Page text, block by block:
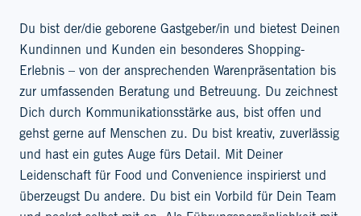
Du bist der/die geborene Gastgeber/in und bietest Deinen
Kundinnen und Kunden ein besonderes Shopping-
Erlebnis – von der ansprechenden Warenpräsentation bis
zur umfassenden Beratung und Betreuung. Du zeichnest
Dich durch Kommunikationsstärke aus, bist offen und
gehst gerne auf Menschen zu. Du bist kreativ, zuverlässig
und hast ein gutes Auge fürs Detail. Mit Deiner
Leidenschaft für Food und Convenience inspirierst und
überzeugst Du andere. Du bist ein Vorbild für Dein Team